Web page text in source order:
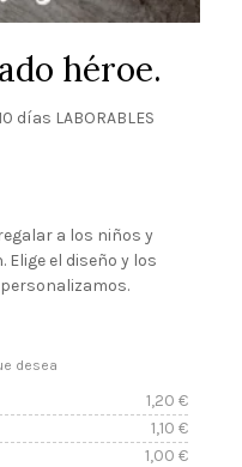
héroe.
días LABORABLES
a los niños y
el diseño y los
desea
1,20 €
1,10 €
1,00 €